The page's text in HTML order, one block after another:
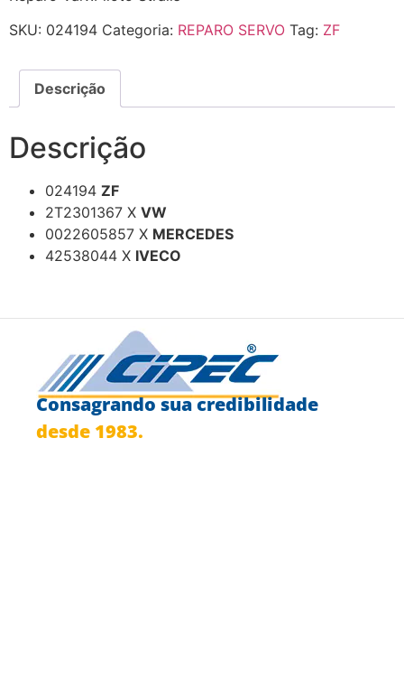
SKU: 024194 Categoria: REPARO SERVO Tag: ZF
Descrição
Descrição
024194 ZF
2T2301367 X VW
0022605857 X MERCEDES
42538044 X IVECO
Consagrando sua credibilidade
desde 1983.